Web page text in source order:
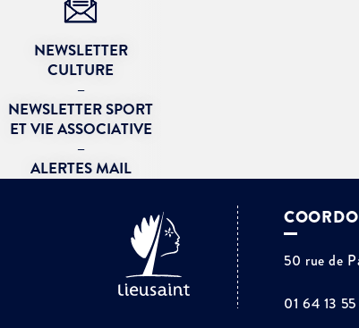
NEWSLETTER
CULTURE
–
NEWSLETTER SPORT
ET VIE ASSOCIATIVE
–
ALERTES MAIL
50 rue de
01 64 13